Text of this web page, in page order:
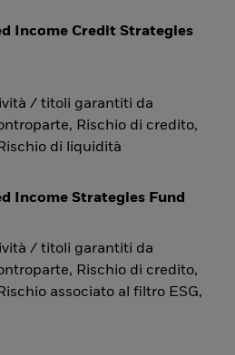
Income Credit Strategies
/ titoli garantiti da
Rischio di credito,
di liquidità
Income Strategies Fund
/ titoli garantiti da
Rischio di credito,
associato al filtro ESG,